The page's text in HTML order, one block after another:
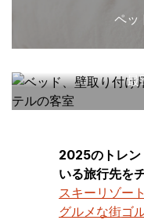
ペッ
最
2025のトレン
いる旅行先を
スキーリゾート
グルメな街ゴ